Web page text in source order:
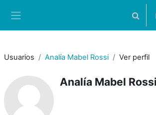
Usuarios Analía Mabel Rossi Ver perfil
Analía Mabel Rossi